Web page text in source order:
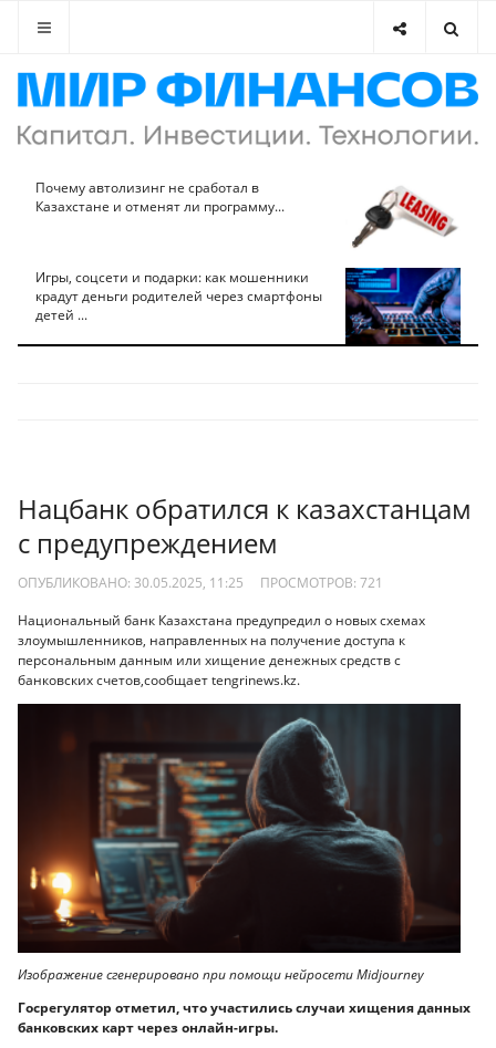
Почему автолизинг не сработал в
Казахстане и отменят ли программу...
Игры, соцсети и подарки: как мошенники
крадут деньги родителей через смартфоны
детей ...
Нацбанк обратился к казахстанцам
с предупреждением
ОПУБЛИКОВАНО: 30.05.2025, 11:25 ПРОСМОТРОВ: 721
Национальный банк Казахстана предупредил о новых схемах
злоумышленников, направленных на получение доступа к
персональным данным или хищение денежных средств с
банковских счетов,сообщает tengrinews.kz.
Изображение сгенерировано при помощи нейросети Midjourney
Госрегулятор отметил, что участились случаи хищения данных
банковских карт через онлайн-игры.